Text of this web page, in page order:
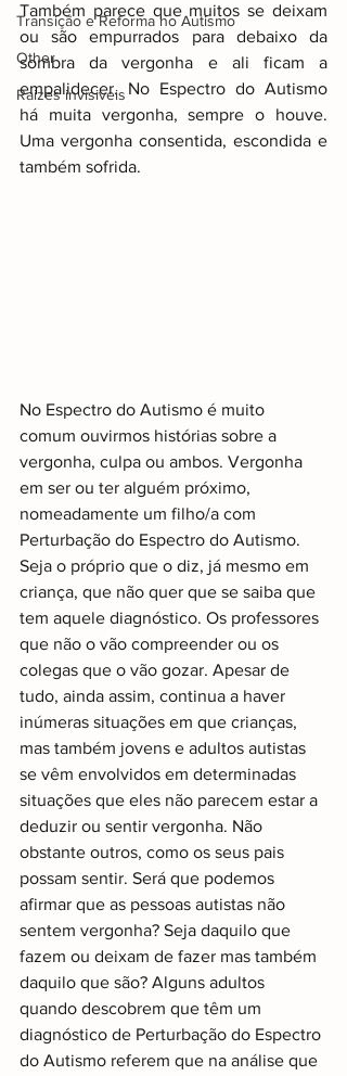
Transição e Reforma no Autismo
Other
Raizes invisiveis
Também parece que muitos se deixam
ou são empurrados para debaixo da
sombra da vergonha e ali ficam a
empalidecer. No Espectro do Autismo
há muita vergonha, sempre o houve.
Uma vergonha consentida, escondida e
também sofrida.
No Espectro do Autismo é muito
comum ouvirmos histórias sobre a
vergonha, culpa ou ambos. Vergonha
em ser ou ter alguém próximo,
nomeadamente um filho/a com
Perturbação do Espectro do Autismo.
Seja o próprio que o diz, já mesmo em
criança, que não quer que se saiba que
tem aquele diagnóstico. Os professores
que não o vão compreender ou os
colegas que o vão gozar. Apesar de
tudo, ainda assim, continua a haver
inúmeras situações em que crianças,
mas também jovens e adultos autistas
se vêm envolvidos em determinadas
situações que eles não parecem estar a
deduzir ou sentir vergonha. Não
obstante outros, como os seus pais
possam sentir. Será que podemos
afirmar que as pessoas autistas não
sentem vergonha? Seja daquilo que
fazem ou deixam de fazer mas também
daquilo que são? Alguns adultos
quando descobrem que têm um
diagnóstico de Perturbação do Espectro
do Autismo referem que na análise que